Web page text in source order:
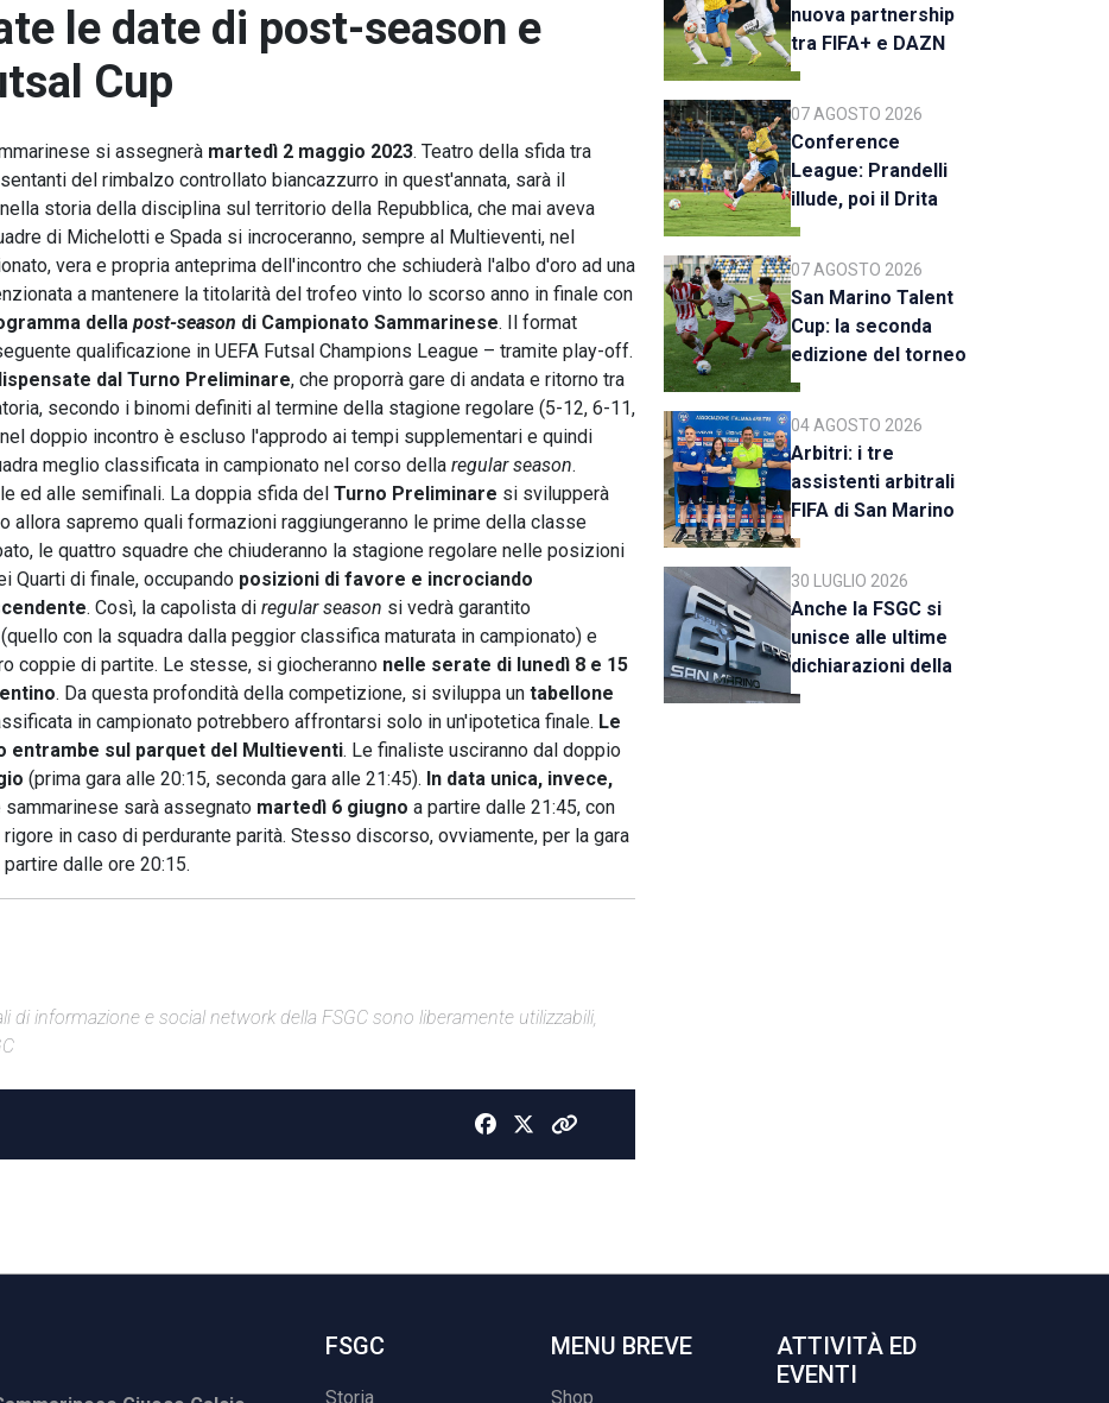
le date di post-season e
Cup
si assegnerà martedì 2 maggio 2023. Teatro della sfida tra
del rimbalzo controllato biancazzurro in quest'annata, sarà il
storia della disciplina sul territorio della Repubblica, che mai aveva
di Michelotti e Spada si incroceranno, sempre al Multieventi, nel
vera e propria anteprima dell'incontro che schiuderà l'albo d'oro ad una
a mantenere la titolarità del trofeo vinto lo scorso anno in finale con
della post-season di Campionato Sammarinese. Il format
qualificazione in UEFA Futsal Champions League – tramite play-off.
dal Turno Preliminare, che proporrà gare di andata e ritorno tra
secondo i binomi definiti al termine della stagione regolare (5-12, 6-11,
doppio incontro è escluso l'approdo ai tempi supplementari e quindi
meglio classificata in campionato nel corso della regular season.
ed alle semifinali. La doppia sfida del Turno Preliminare si svilupperà
allora sapremo quali formazioni raggiungeranno le prime della classe
le quattro squadre che chiuderanno la stagione regolare nelle posizioni
Quarti di finale, occupando posizioni di favore e incrociando
. Così, la capolista di regular season si vedrà garantito
con la squadra dalla peggior classifica maturata in campionato) e
coppie di partite. Le stesse, si giocheranno nelle serate di lunedì 8 e 15
. Da questa profondità della competizione, si sviluppa un tabellone
in campionato potrebbero affrontarsi solo in un'ipotetica finale. Le
entrambe sul parquet del Multieventi. Le finaliste usciranno dal doppio
(prima gara alle 20:15, seconda gara alle 21:45). In data unica, invece,
sarà assegnato martedì 6 giugno a partire dalle 21:45, con
in caso di perdurante parità. Stesso discorso, ovviamente, per la gara
dalle ore 20:15.
di informazione e social network della FSGC sono liberamente utilizzabili,
nuova partnership
tra FIFA+ e DAZN
07 AGOSTO 2026
Conference
League: Prandelli
illude, poi il Drita
esce alla distanza
07 AGOSTO 2026
San Marino Talent
Cup: la seconda
edizione del torneo
al via il 18 agosto
04 AGOSTO 2026
Arbitri: i tre
assistenti arbitrali
FIFA di San Marino
al raduno della CAN
C
30 LUGLIO 2026
Anche la FSGC si
unisce alle ultime
dichiarazioni della
UEFA
FSGC
Storia
MENU BREVE
Shop
ATTIVITÀ ED
EVENTI